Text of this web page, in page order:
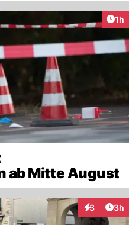
1h
ab Mitte August
3 3h